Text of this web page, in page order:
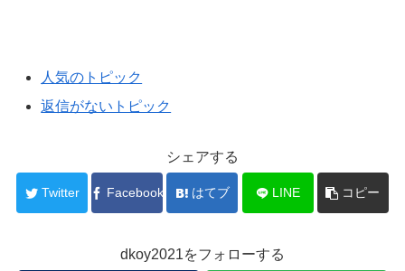
人気のトピック
返信がないトピック
シェアする
Twitter Facebook はてブ LINE コピー
dkoy2021をフォローする